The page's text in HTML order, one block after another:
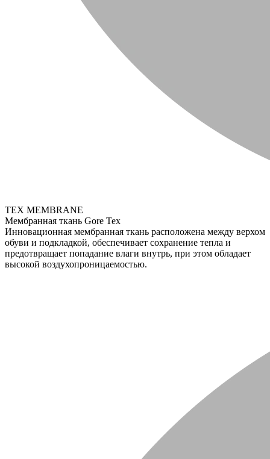
TEX MEMBRANE
Мембранная ткань Gore Tex
Инновационная мембранная ткань расположена между верхом
обуви и подкладкой, обеспечивает сохранение тепла и
предотвращает попадание влаги внутрь, при этом обладает
высокой воздухопроницаемостью.